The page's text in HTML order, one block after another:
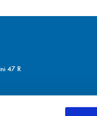
47 R